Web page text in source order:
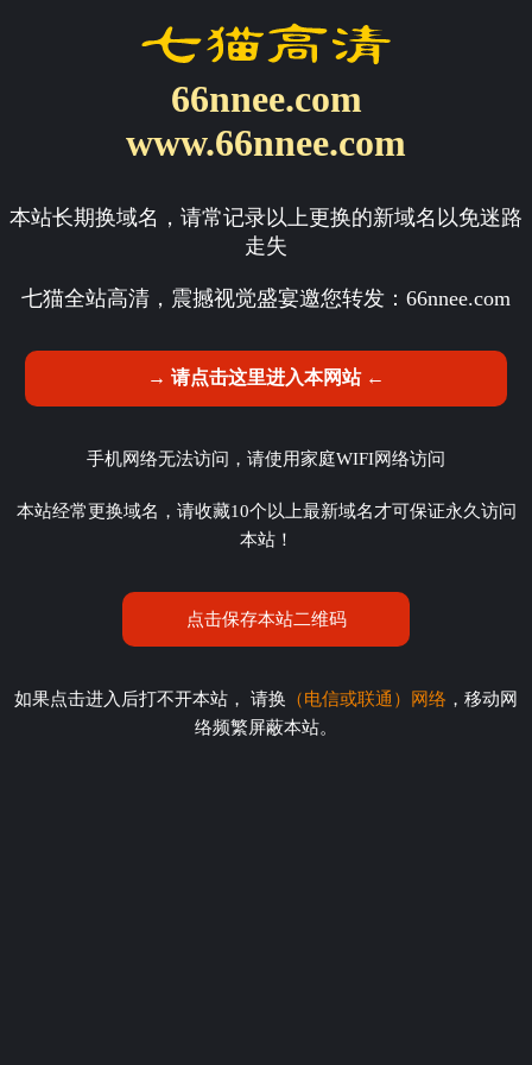
66nnee.com
www.66nnee.com
本站长期换域名，请常记录以上更换的新域名以免迷路
走失
七猫全站高清，震撼视觉盛宴邀您转发： 66nnee.com
→ 请点击这里进入本网站 ←
手机网络无法访问，请使用家庭WIFI网络访问
本站经常更换域名，请收藏10个以上最新域名才可保证永久访问
本站！
点击保存本站二维码
如果点击进入后打不开本站， 请换 （电信或联通）网络 ，移动网
络频繁屏蔽本站。